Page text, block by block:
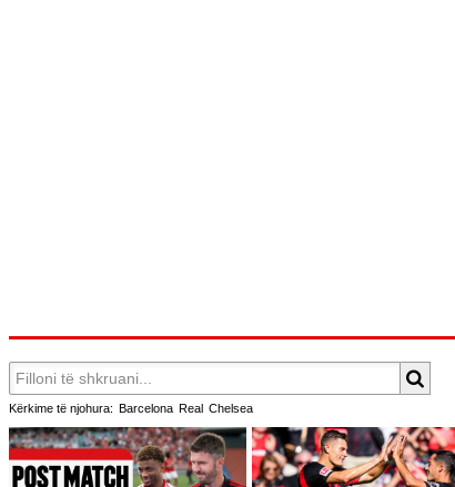
Kërkime të njohura: Barcelona Real Chelsea